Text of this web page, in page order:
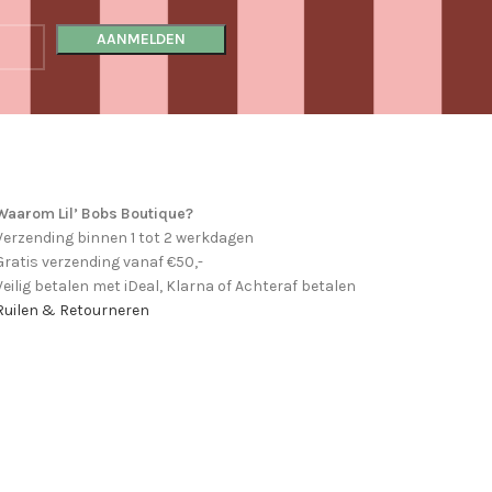
Lil’ Bobs Boutique?
binnen 1 tot 2 werkdagen
verzending vanaf €50,-
betalen met iDeal, Klarna of Achteraf betalen
& Retourneren